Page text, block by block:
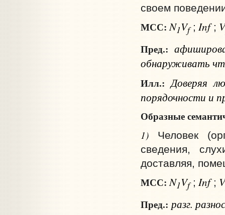
своем
МСС: N1Vf; Inf; V
Пред.:
обнаруживать
Илл.: Доверяя
порядочности и
Образные
1)
Человек
сведения,
доставляя,
МСС: N1Vf; Inf; V
Пред.: разг.